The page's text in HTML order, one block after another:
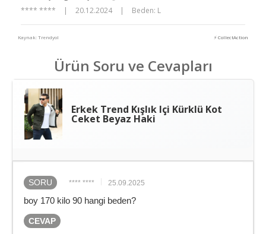
**** **** | 20.12.2024 | Beden: L
Kaynak: Trendyol ⚡ CollectAction
Ürün Soru ve Cevapları
Erkek Trend Kışlık Içi Kürklü Kot
Ceket Beyaz Haki
SORU **** **** 25.09.2025
boy 170 kilo 90 hangi beden?
CEVAP